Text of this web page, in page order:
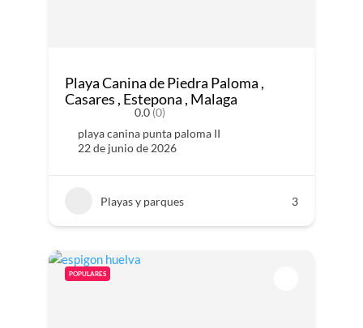
Playa Canina de Piedra Paloma ,
Casares , Estepona , Malaga
0.0 (0)
playa canina punta paloma II
22 de junio de 2026
Playas y parques 3
POPULARES